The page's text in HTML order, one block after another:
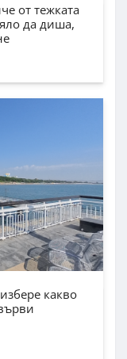
от тежката
да диша,
какво